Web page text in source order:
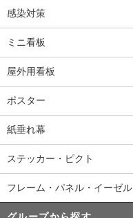
感染対策
ミニ看板
屋外用看板
ポスター
紙垂れ幕
ステッカー・ピクト
フレーム・パネル・イーゼル